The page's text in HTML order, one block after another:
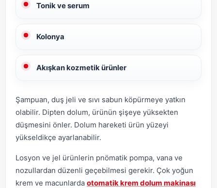
Tonik ve serum
Kolonya
Akışkan kozmetik ürünler
Şampuan, duş jeli ve sıvı sabun köpürmeye yatkın
olabilir. Dipten dolum, ürünün şişeye yüksekten
düşmesini önler. Dolum hareketi ürün yüzeyi
yükseldikçe ayarlanabilir.
Losyon ve jel ürünlerin pnömatik pompa, vana ve
nozullardan düzenli geçebilmesi gerekir. Çok yoğun
krem ve macunlarda otomatik krem dolum makinası